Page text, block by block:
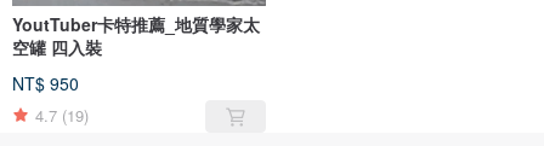
YoutTuber卡特推薦_地質學家太
空罐 四入裝
NT$ 950
4.7 (19)